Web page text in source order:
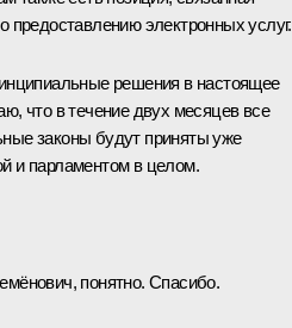
предоставлению электронных услуг.
решения в настоящее
что в течение двух месяцев все
законы будут приняты уже
и парламентом в целом.
понятно. Спасибо.